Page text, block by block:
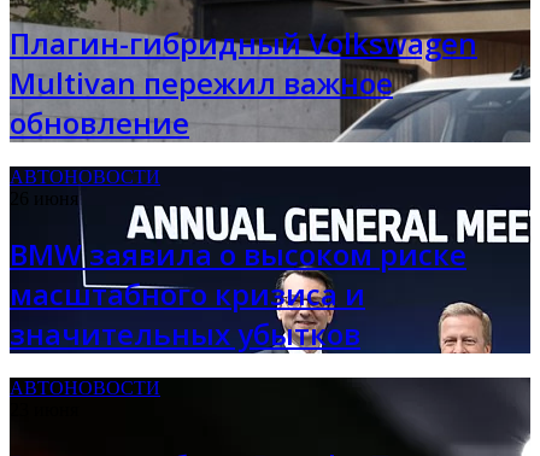
Плагин-гибридный Volkswagen
Multivan пережил важное
обновление
АВТОНОВОСТИ
26 июня
BMW заявила о высоком риске
масштабного кризиса и
значительных убытков
АВТОНОВОСТИ